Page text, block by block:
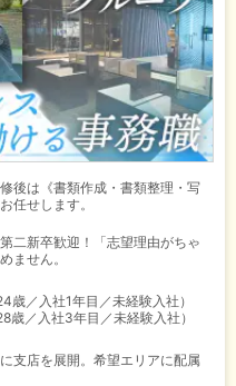
後は《書類作成・書類整理・写
任せします。
二新卒歓迎！「志望理由がちゃ
ません。
歳／入社1年目／未経験入社）
歳／入社3年目／未経験入社）
支店を展開。希望エリアに配属